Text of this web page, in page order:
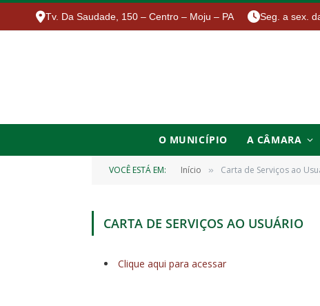
Tv. Da Saudade, 150 – Centro – Moju – PA Seg. a sex.
O MUNICÍPIO A CÂMARA
VOCÊ ESTÁ EM: Início » Carta de Serviços ao
CARTA DE SERVIÇOS AO USUÁRIO
Clique aqui para acessar